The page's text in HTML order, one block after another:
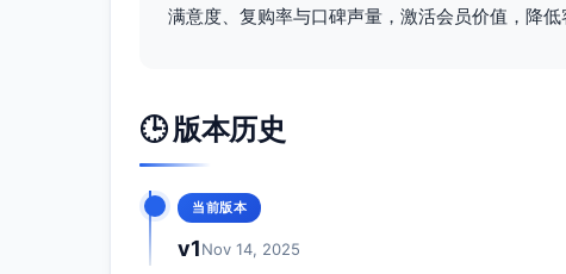
效果评估指标
会员表现：周中加速活动参与率、等级晋升
ROI：增量毛利（增量房晚×毛利率）减去积
三个月。
满意度、复购率与口碑声量，激活会员价值，降
🕒 版本历史
当前版本
v1Nov 14, 2025